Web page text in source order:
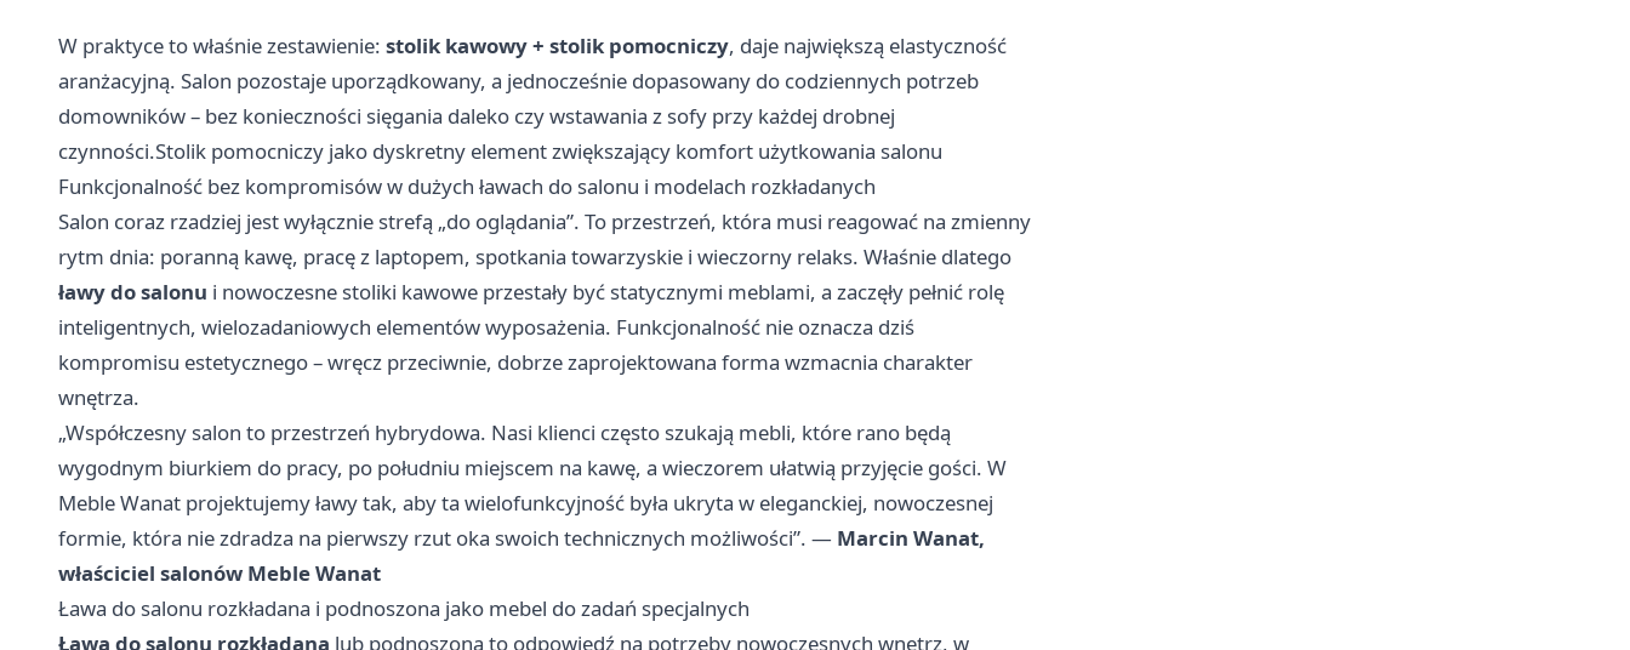
W praktyce to właśnie zestawienie: stolik kawowy + stolik pomocniczy, daje największą elastyczność
aranżacyjną. Salon pozostaje uporządkowany, a jednocześnie dopasowany do codziennych potrzeb
domowników – bez konieczności sięgania daleko czy wstawania z sofy przy każdej drobnej
czynności.Stolik pomocniczy jako dyskretny element zwiększający komfort użytkowania salonu
Funkcjonalność bez kompromisów w dużych ławach do salonu i modelach rozkładanych
Salon coraz rzadziej jest wyłącznie strefą „do oglądania”. To przestrzeń, która musi reagować na zmienny
rytm dnia: poranną kawę, pracę z laptopem, spotkania towarzyskie i wieczorny relaks. Właśnie dlatego
ławy do salonu i nowoczesne stoliki kawowe przestały być statycznymi meblami, a zaczęły pełnić rolę
inteligentnych, wielozadaniowych elementów wyposażenia. Funkcjonalność nie oznacza dziś
kompromisu estetycznego – wręcz przeciwnie, dobrze zaprojektowana forma wzmacnia charakter
wnętrza.
„Współczesny salon to przestrzeń hybrydowa. Nasi klienci często szukają mebli, które rano będą
wygodnym biurkiem do pracy, po południu miejscem na kawę, a wieczorem ułatwią przyjęcie gości. W
Meble Wanat projektujemy ławy tak, aby ta wielofunkcyjność była ukryta w eleganckiej, nowoczesnej
formie, która nie zdradza na pierwszy rzut oka swoich technicznych możliwości”. — Marcin Wanat,
właściciel salonów Meble Wanat
Ława do salonu rozkładana i podnoszona jako mebel do zadań specjalnych
Ława do salonu rozkładana lub podnoszona to odpowiedź na potrzeby nowoczesnych wnętrz, w